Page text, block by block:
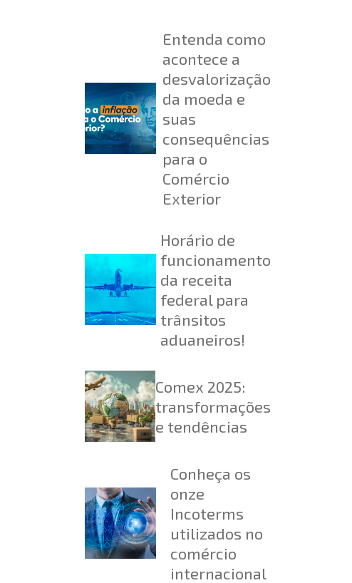
Entenda como
acontece a
desvalorização
da moeda e
suas
consequências
para o
Comércio
Exterior
Horário de
funcionamento
da receita
federal para
trânsitos
aduaneiros!
Comex 2025:
transformações
e tendências
Conheça os
onze
Incoterms
utilizados no
comércio
internacional